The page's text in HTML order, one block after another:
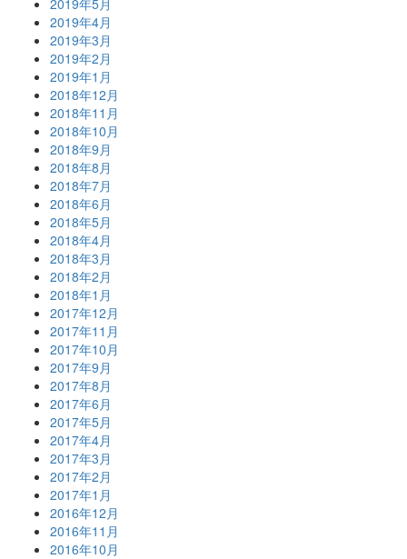
2019年4月
2019年3月
2019年2月
2019年1月
2018年12月
2018年11月
2018年10月
2018年9月
2018年8月
2018年7月
2018年6月
2018年5月
2018年4月
2018年3月
2018年2月
2018年1月
2017年12月
2017年11月
2017年10月
2017年9月
2017年8月
2017年6月
2017年5月
2017年4月
2017年3月
2017年2月
2017年1月
2016年12月
2016年11月
2016年10月